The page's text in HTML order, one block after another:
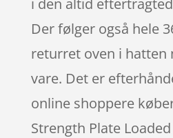
Der følger også hele
returret oven i hatten
vare. Det er
online shoppere
Strength Plate